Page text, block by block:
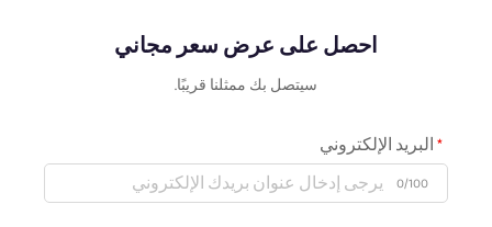
احصل على عرض سعر مجاني
سيتصل بك ممثلنا قريبًا.
البريد الإلكتروني
0/100